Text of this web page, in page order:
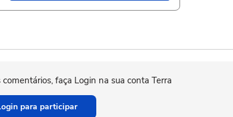
faça Login na sua conta Terra
para participar